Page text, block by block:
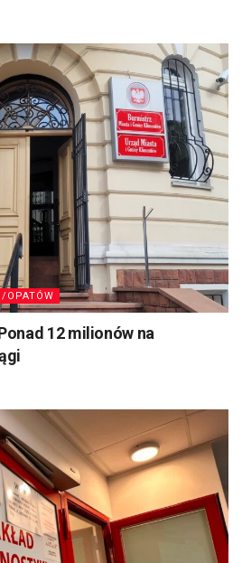
OPATÓW
12 milionów na